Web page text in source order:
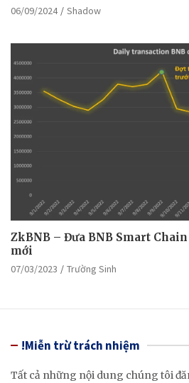
06/09/2024 Shadow
ZkBNB – Đưa BNB Smart
mới
07/03/2023 Trường Sinh
!Miễn trừ trách nhiệm
Tất cả những nội dung chúng tôi